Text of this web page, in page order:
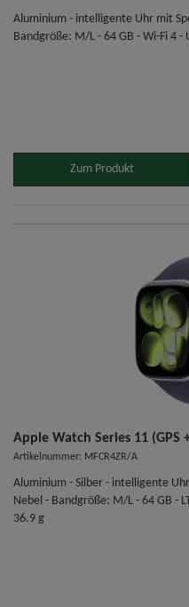
Aluminium - intelligente Uhr mit
Bandgröße: M/L - 64 GB - Wi-Fi 4
Zum Produkt
Apple Watch Series 11 (GPS
Artikelnummer: MFCR4ZR/A
Aluminium - Silber - intelligente
Nebel - Bandgröße: M/L - 64 GB -
36.9 g